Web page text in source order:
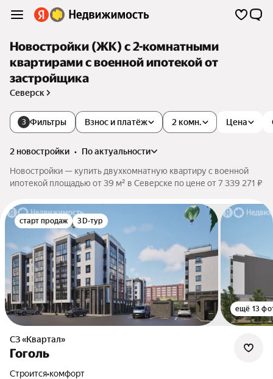
Новостройки (ЖК) с 2-комнатными
квартирами с военной ипотекой от
застройщика
Северск
3 Фильтры Цена
Взнос и платёж 2 комн.
2 новостройки •
по актуальности
Новостройки — купить двухкомнатную квартиру с военной
ипотекой площадью от 39 м² в Северске по цене от 7 339 271 ₽
старт продаж 3D-тур
ещё 13
СЗ «Квартал»
Гоголь
Строится•комфорт